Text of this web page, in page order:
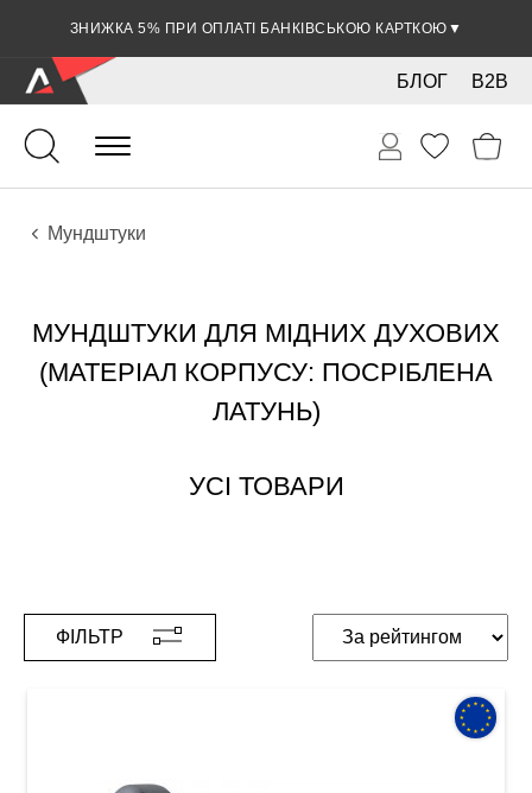
ЗНИЖКА 5% ПРИ ОПЛАТІ БАНКІВСЬКОЮ КАРТКОЮ ▼
B2B
БЛОГ
Духові
Мідні
Аксесуари
Мундштуки
МУНДШТУКИ ДЛЯ МІДНИХ ДУХОВИХ
(МАТЕРІАЛ КОРПУСУ: ПОСРІБЛЕНА
ЛАТУНЬ)
УСІ ТОВАРИ
ФІЛЬТР